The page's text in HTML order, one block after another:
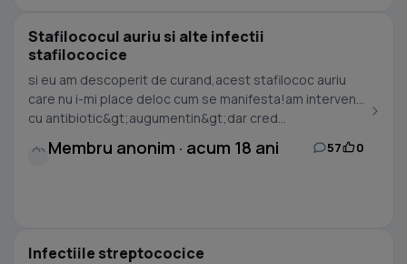
Stafilococul auriu si alte infectii
stafilococice
si eu am descoperit de curand,acest stafilococ auriu
care nu i-mi place deloc cum se manifesta!am intervenit
cu antibiotic&gt;augumentin&gt;dar cred...
Membru anonim · acum 18 ani 57 0
Infectiile streptococice